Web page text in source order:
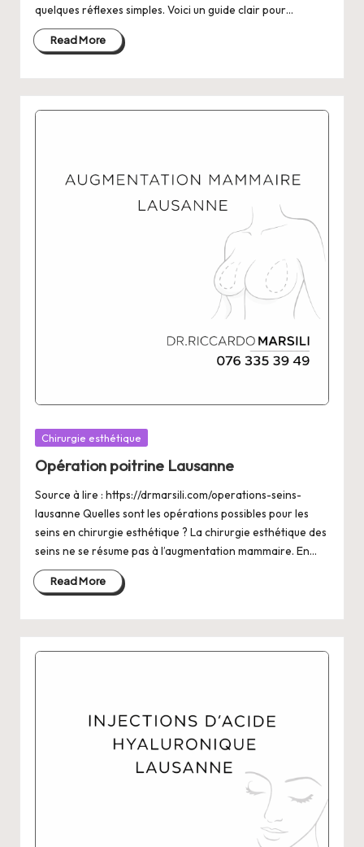
quelques réflexes simples. Voici un guide clair pour…
Read More
Posted
Chirurgie esthétique
Opération poitrine Lausanne
Source à lire : https://drmarsili.com/operations-seins-
lausanne Quelles sont les opérations possibles pour les
seins en chirurgie esthétique ? La chirurgie esthétique des
seins ne se résume pas à l’augmentation mammaire. En…
Read More